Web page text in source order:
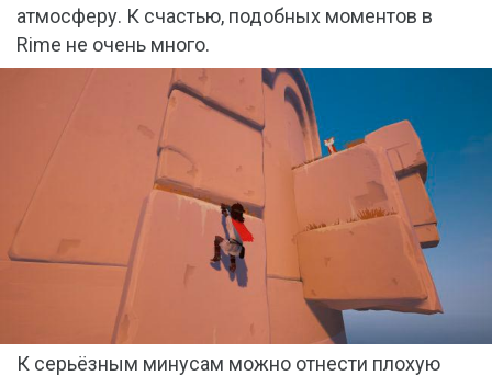
атмосферу. К счастью, подобных моментов в
Rime не очень много.
К серьёзным минусам можно отнести плохую